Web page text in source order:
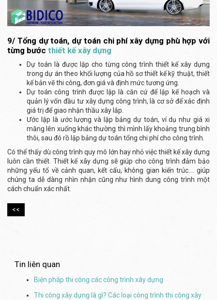
9/ Tổng dự toán, dự toán chi phí xây dựng phù hợp với
từng bước thiết kế xây dựng
Dự toán là được lập cho từng công trình thiết kế xây dựng
trong dự án theo khối lượng của hồ sơ thiết kế kỹ thuật, thiết
kế bản vẽ thi công, đơn giá và định mức tương ứng.
Dự toán công trình được lập là căn cứ để lập kế hoạch và
quản lý vốn đầu tư xây dựng công trình, là cơ sở để xác định
giá trị để giao nhận thầu xây lắp.
Ước lập là ước lượng và lập bảng dự toán, ví dụ như giá xi
măng lên xuống khác thường thì mình lấy khoảng trung bình
thôi, sau đó rồ lập bảng dự toán tổng chi phí cho công trình.
Có thể thấy dù công trình quy mô lớn hay nhỏ việc thiết kế xây dựng
luôn cần thiết. Thiết kế xây dựng sẽ giúp cho công trình đảm bảo
những yếu tố về cảnh quan, kết cấu, không gian kiến trúc…. giúp
chúng ta dễ dàng nhìn nhận cũng như hình dung công trình một
cách chuẩn xác nhất.
<<
Tin liên quan
Biện pháp thi công các công trình xây dựng
Thi công xây dựng là gì? Các loại công trình thi công xây